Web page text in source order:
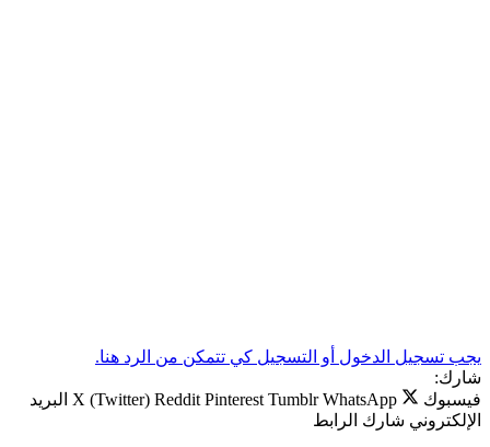
يجب تسجيل الدخول أو التسجيل كي تتمكن من الرد هنا.
شارك:
فيسبوك
X (Twitter) Reddit Pinterest Tumblr WhatsApp
البريد
الإلكتروني شارك الرابط